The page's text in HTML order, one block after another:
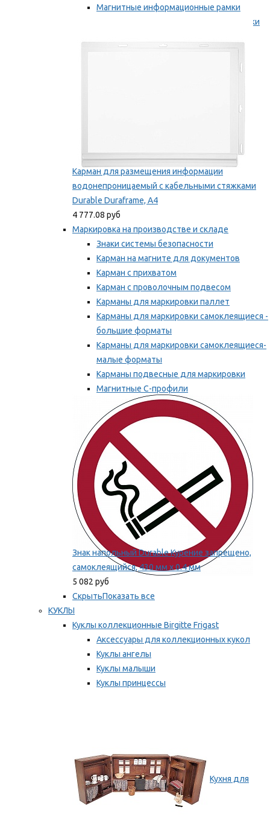
Магнитные информационные рамки
Самоклеящиеся информационные рамки
Карман для размещения информации
водонепроницаемый с кабельными стяжками
Durable Duraframe, А4
4 777.08 руб
Маркировка на производстве и складе
Знаки системы безопасности
Карман на магните для документов
Карман с прихватом
Карман с проволочным подвесом
Карманы для маркировки паллет
Карманы для маркировки самоклеящиеся -
большие форматы
Карманы для маркировки самоклеящиеся-
малые форматы
Карманы подвесные для маркировки
Магнитные С-профили
Напольная маркировка
Мы рекомендуем
Знак напольный Durable Курение запрещено,
самоклеящийся, 430 мм х 0.4 мм
5 082 руб
СкрытьПоказать все
КУКЛЫ
Куклы коллекционные Birgitte Frigast
Аксессуары для коллекционных кукол
Куклы ангелы
Куклы малыши
Куклы принцессы
Кухня для